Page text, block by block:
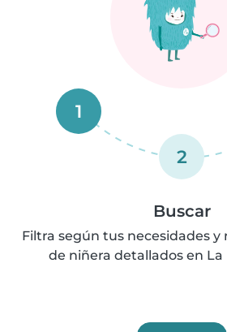
1
2
Buscar
Filtra según tus necesidades y
de niñera detallados en